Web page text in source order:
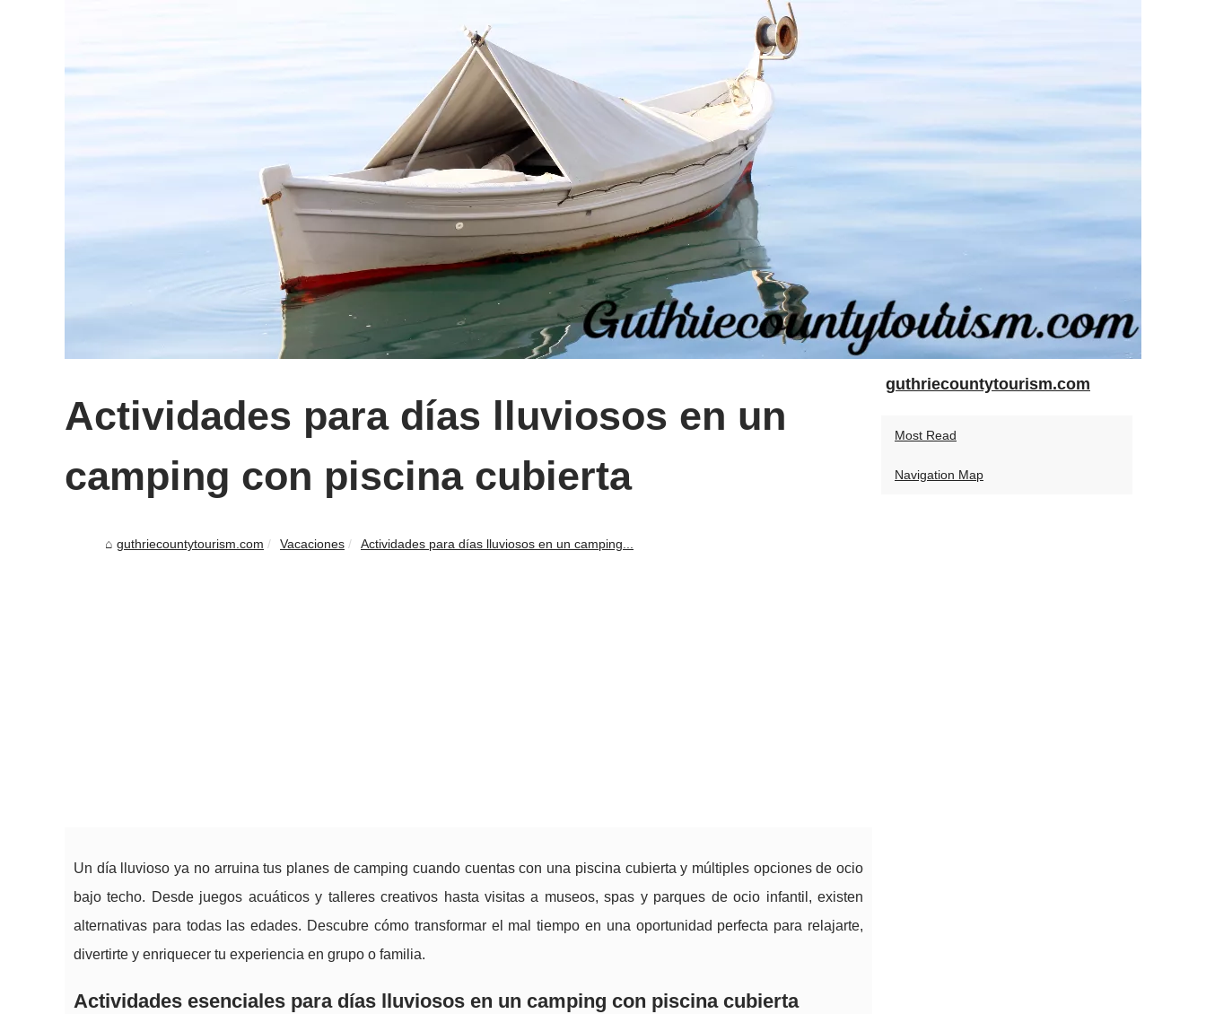
Actividades para días lluviosos en un
camping con piscina cubierta
guthriecountytourism.com Vacaciones Actividades para días lluviosos en un camping...
Un día lluvioso ya no arruina tus planes de camping cuando cuentas con una piscina cubierta y múltiples opciones de ocio
bajo techo. Desde juegos acuáticos y talleres creativos hasta visitas a museos, spas y parques de ocio infantil, existen
alternativas para todas las edades. Descubre cómo transformar el mal tiempo en una oportunidad perfecta para relajarte,
divertirte y enriquecer tu experiencia en grupo o familia.
Actividades esenciales para días lluviosos en un camping con piscina cubierta
guthriecountytourism.com
Most Read
Navigation Map